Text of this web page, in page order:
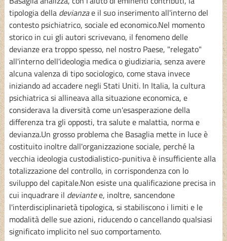
tipologia della devianzae il suo inserimento all'interno del
contesto psichiatrico, sociale ed economico.Nel momento
storico in cui gli autori scrivevano, il fenomeno delle
devianze era troppo spesso, nel nostro Paese, "relegato"
all'interno dell'ideologia medica o giudiziaria, senza avere
alcuna valenza di tipo sociologico, come stava invece
iniziando ad accadere negli Stati Uniti. In Italia, la cultura
psichiatrica si allineava alla situazione economica, e
considerava la diversità come un'esasperazione della
differenza tra gli opposti, tra salute e malattia, norma e
devianza.Un grosso problema che Basaglia mette in luce è
costituito inoltre dall'organizzazione sociale, perché la
vecchia ideologia custodialistico-punitiva è insufficiente alla
totalizzazione del controllo, in corrispondenza con lo
sviluppo del capitale.Non esiste una qualificazione precisa in
cui inquadrare il deviantee, inoltre, sancendone
l'interdisciplinarietà tipologica, si stabiliscono i limiti e le
modalità delle sue azioni, riducendo o cancellando qualsiasi
significato implicito nel suo comportamento.